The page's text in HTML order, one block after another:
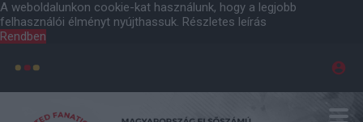
A weboldalunkon cookie-kat használunk, hogy a legjobb
felhasználói élményt nyújthassuk. Részletes leírás
Rendben